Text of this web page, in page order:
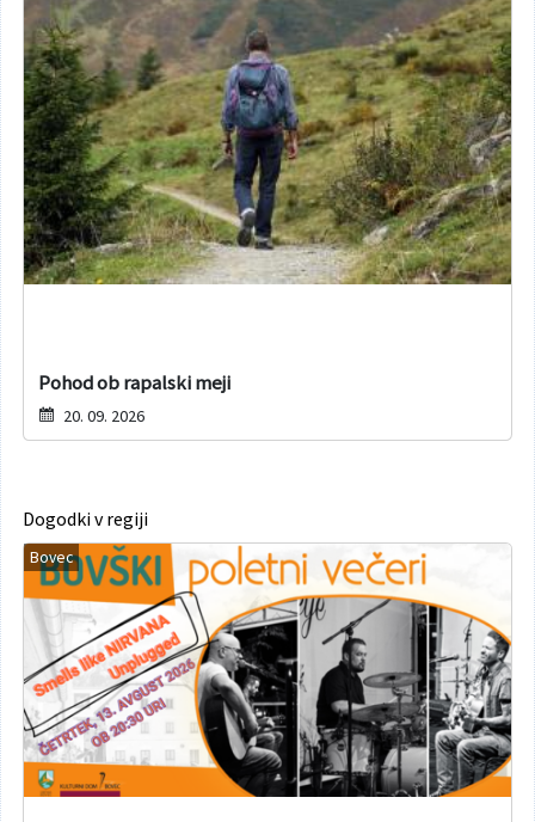
Pohod ob rapalski meji
20. 09. 2026
Dogodki v regiji
Bovec